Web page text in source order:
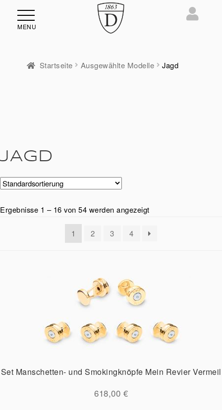
MENU
Startseite Ausgewählte Modelle Jagd
JAGD
Ergebnisse 1 – 16 von 54 werden angezeigt
1 2 3 4
Set Manschetten- und Smokingknöpfe Mein Revier Vermeil
618,00 €